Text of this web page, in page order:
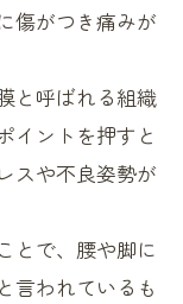
傷がつき痛みが
と呼ばれる組織
イントを押すと
スや不良姿勢が
とで、腰や脚に
言われているも